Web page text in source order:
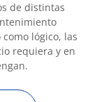
de distintas
lógico, las
requiera y en